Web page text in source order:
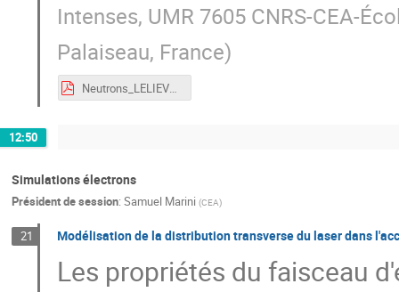
Intenses, UMR 7605 CNRS-CEA-
Palaiseau, France)
Neutrons_LELIEVRE_GDR-APPEL.pdf
12:50
Simulations électrons
Président de session: Samuel Marini (CEA)
21 Modélisation de la distribution transverse du laser dans
Les propriétés du faisceau